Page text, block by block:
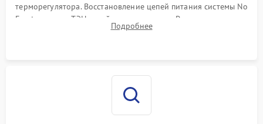
терморегулятора. Восстановление цепей питания системы No
Frost, включая ТЭН оттайки и вентилятор. Ремонт или замена
платы управления при сбоях алгоритмов.
Подробнее